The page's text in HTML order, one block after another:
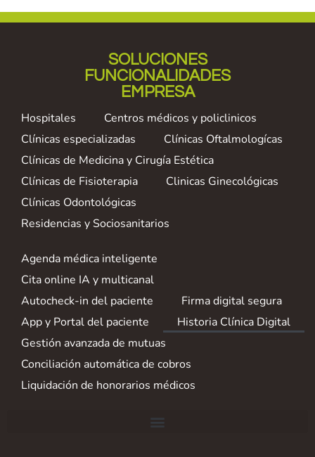
SOLUCIONES
FUNCIONALIDADES
EMPRESA
Hospitales
Centros médicos y policlinicos
Clínicas especializadas
Clínicas Oftalmologícas
Clínicas de Medicina y Cirugía Estética
Clínicas de Fisioterapia
Clinicas Ginecológicas
Clínicas Odontológicas
Residencias y Sociosanitarios
Agenda médica inteligente
Cita online IA y multicanal
Autocheck-in del paciente
Firma digital segura
App y Portal del paciente
Historia Clínica Digital
Gestión avanzada de mutuas
Conciliación automática de cobros
Liquidación de honorarios médicos